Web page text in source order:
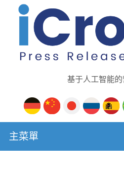
基于人工智能
主菜單